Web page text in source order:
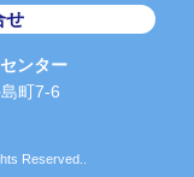
せ
ンター
町7-6
Reserved..